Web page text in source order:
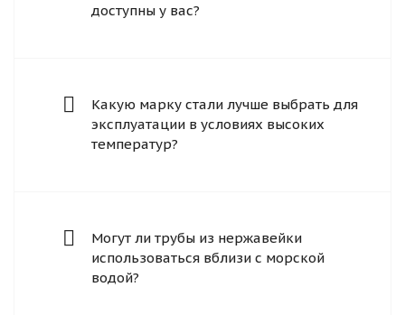
доступны у вас?
Какую марку стали лучше выбрать для
эксплуатации в условиях высоких
температур?
Могут ли трубы из нержавейки
использоваться вблизи с морской
водой?